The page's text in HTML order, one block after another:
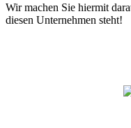
Wir machen Sie hiermit
diesen Unternehmen steht!